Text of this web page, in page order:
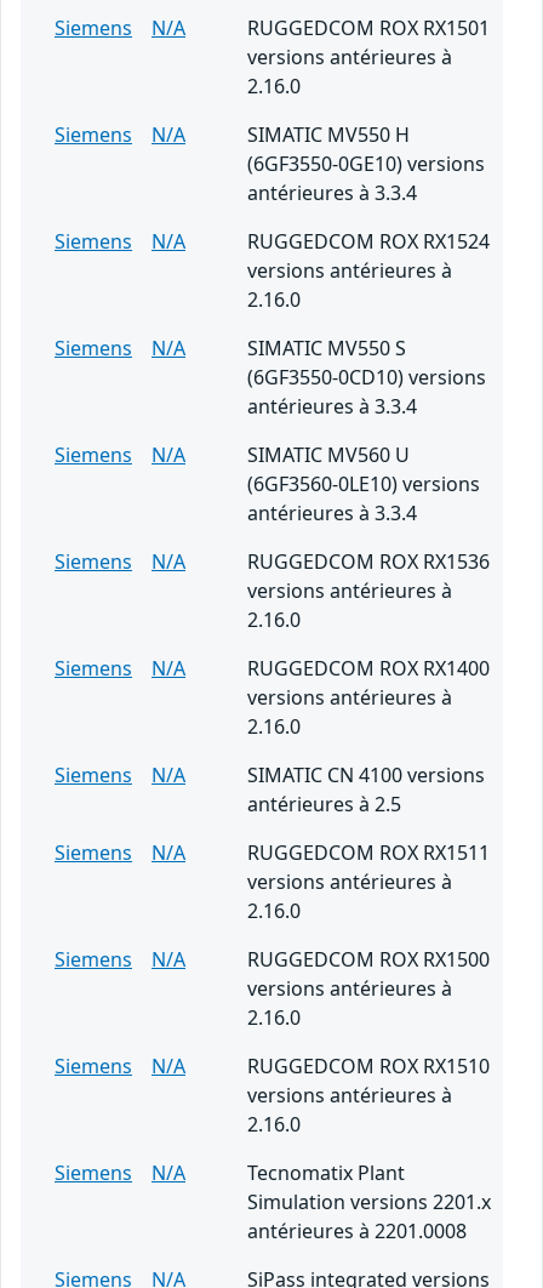
Siemens
N/A
RUGGEDCOM ROX RX1501
versions antérieures à
2.16.0
Siemens
N/A
SIMATIC MV550 H
(6GF3550-0GE10) versions
antérieures à 3.3.4
Siemens
N/A
RUGGEDCOM ROX RX1524
versions antérieures à
2.16.0
Siemens
N/A
SIMATIC MV550 S
(6GF3550-0CD10) versions
antérieures à 3.3.4
Siemens
N/A
SIMATIC MV560 U
(6GF3560-0LE10) versions
antérieures à 3.3.4
Siemens
N/A
RUGGEDCOM ROX RX1536
versions antérieures à
2.16.0
Siemens
N/A
RUGGEDCOM ROX RX1400
versions antérieures à
2.16.0
Siemens
N/A
SIMATIC CN 4100 versions
antérieures à 2.5
Siemens
N/A
RUGGEDCOM ROX RX1511
versions antérieures à
2.16.0
Siemens
N/A
RUGGEDCOM ROX RX1500
versions antérieures à
2.16.0
Siemens
N/A
RUGGEDCOM ROX RX1510
versions antérieures à
2.16.0
Siemens
N/A
Tecnomatix Plant
Simulation versions 2201.x
antérieures à 2201.0008
Siemens
N/A SiPass integrated versions